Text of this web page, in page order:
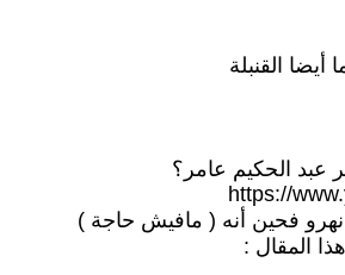
عبد الحكيم عامر؟
https://
فحين أنه ( مافيش حاجة )